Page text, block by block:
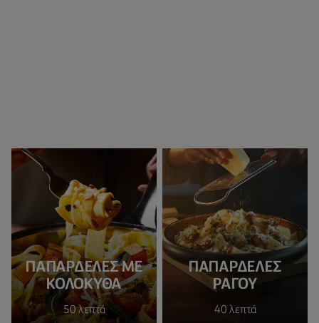
ΠΑΠΑΡΔΕΛΕΣ ΜΕ
ΚΟΛΟΚΥΘΑ
50 λεπτά
ΠΑΠΑΡΔΕΛΕΣ
ΡΑΓΟΥ
40 λεπτά